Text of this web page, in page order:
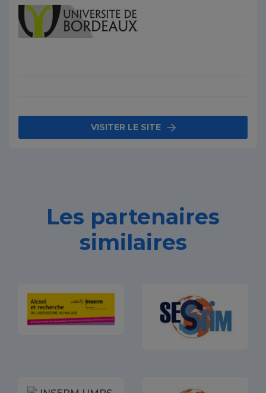
VISITER LE SITE
Les partenaires
similaires